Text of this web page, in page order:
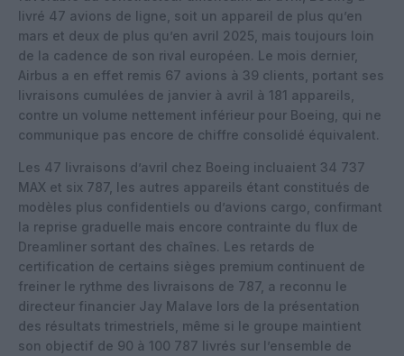
livré 47 avions de ligne, soit un appareil de plus qu’en
mars et deux de plus qu’en avril 2025, mais toujours loin
de la cadence de son rival européen. Le mois dernier,
Airbus a en effet remis 67 avions à 39 clients, portant ses
livraisons cumulées de janvier à avril à 181 appareils,
contre un volume nettement inférieur pour Boeing, qui ne
communique pas encore de chiffre consolidé équivalent.
Les 47 livraisons d’avril chez Boeing incluaient 34 737
MAX et six 787, les autres appareils étant constitués de
modèles plus confidentiels ou d’avions cargo, confirmant
la reprise graduelle mais encore contrainte du flux de
Dreamliner sortant des chaînes. Les retards de
certification de certains sièges premium continuent de
freiner le rythme des livraisons de 787, a reconnu le
directeur financier Jay Malave lors de la présentation
des résultats trimestriels, même si le groupe maintient
son objectif de 90 à 100 787 livrés sur l’ensemble de